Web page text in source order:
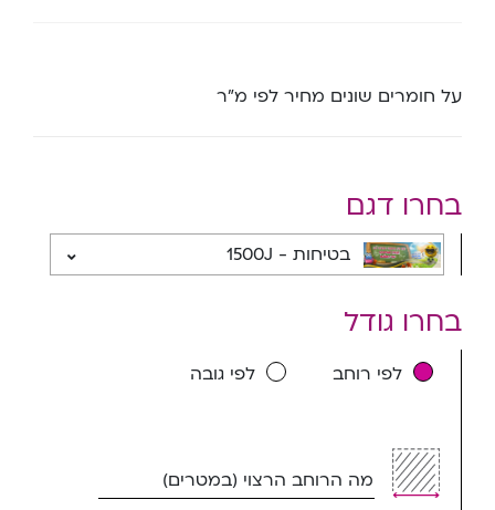
על חומרים שונים מחיר לפי מ”ר
בחרו דגם
בחרו גודל
לפי רוחב לפי גובה
מה הרוחב הרצוי (במטרים)